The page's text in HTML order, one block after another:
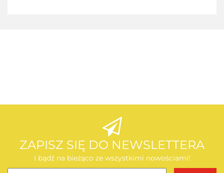
AEG
ZAPISZ SIĘ DO NEWSLETTERA
I bądź na bieżąco ze wszystkimi nowościami!